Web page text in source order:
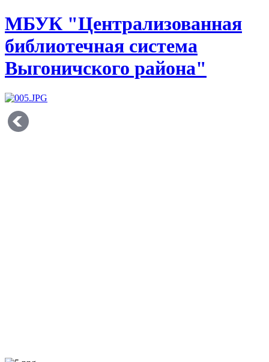
МБУК "Централизованная
библиотечная система
Выгоничского района"